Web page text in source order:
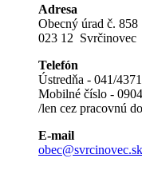
Adresa
Obecný úrad č. 858
023 12 Svrčinovec
Telefón
Ústredňa - 041/
Mobilné číslo -
/len cez pracovnú
E-mail
obec@svrcinovec.sk